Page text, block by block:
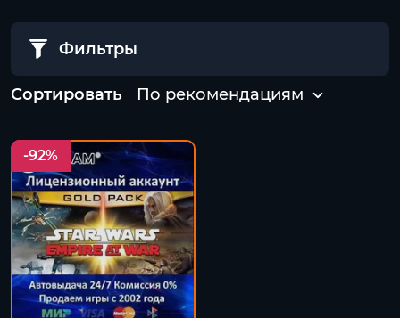
Фильтры
Сортировать По рекомендациям
-92%